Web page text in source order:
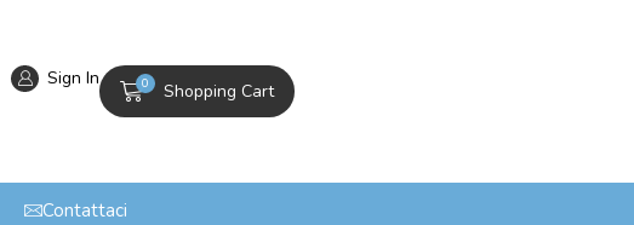
Sign In 0 Shopping Cart
Contattaci